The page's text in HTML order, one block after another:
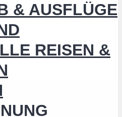
& AUSFLÜGE
REISEN &